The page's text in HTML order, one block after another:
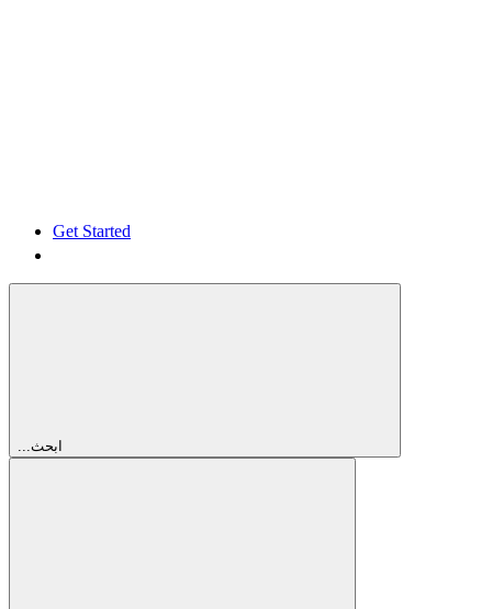
Get Started
...ابحث